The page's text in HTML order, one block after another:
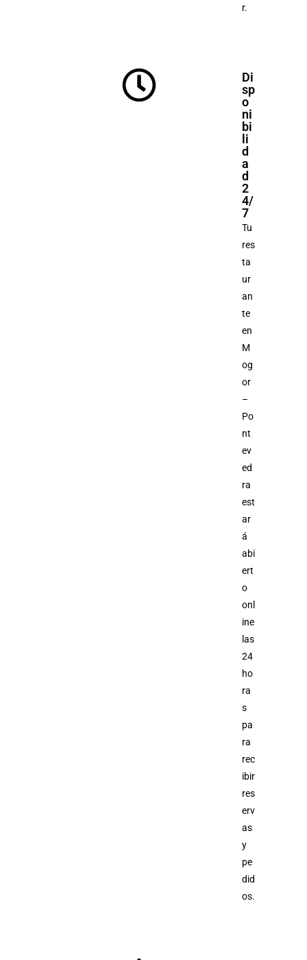
r.
Di
sp
o
ni
bi
li
d
a
d
2
4/
7
Tu
res
ta
ur
an
te
en
M
og
or
–
Po
nt
ev
ed
ra
est
ar
á
abi
ert
o
onl
ine
las
24
ho
ra
s
pa
ra
rec
ibir
res
erv
as
y
pe
did
os.